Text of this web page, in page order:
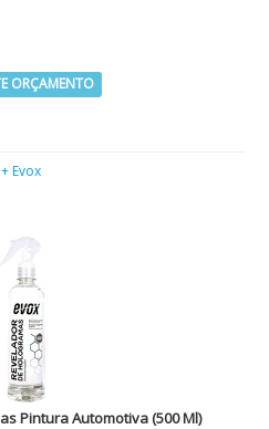
ORÇAMENTO
+ Evox
Pintura Automotiva (500 Ml)